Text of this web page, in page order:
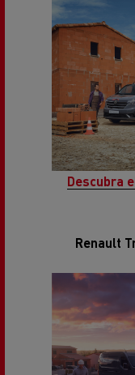
Descubra
Renault